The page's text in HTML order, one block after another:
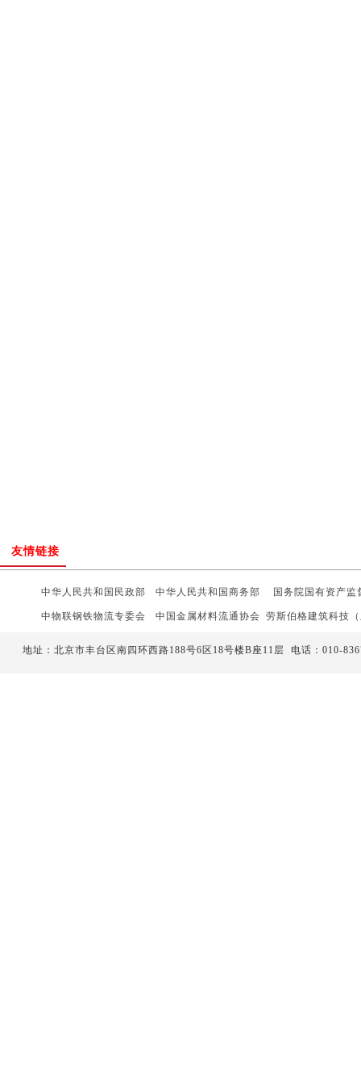
地址：北京市丰台区南四环西路188号6区18号楼B座11层 电话： 010-
中华人民共和国民政部 中华人民共和国商务部 国务院 国有资产监
中物联钢铁物流专委会 中国金属材料流通协会 劳斯伯格建筑科技
友情链接